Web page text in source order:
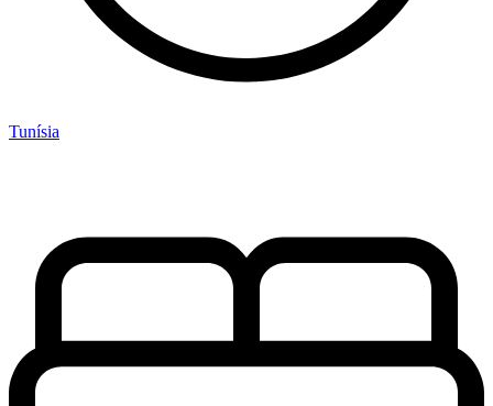
Tunísia